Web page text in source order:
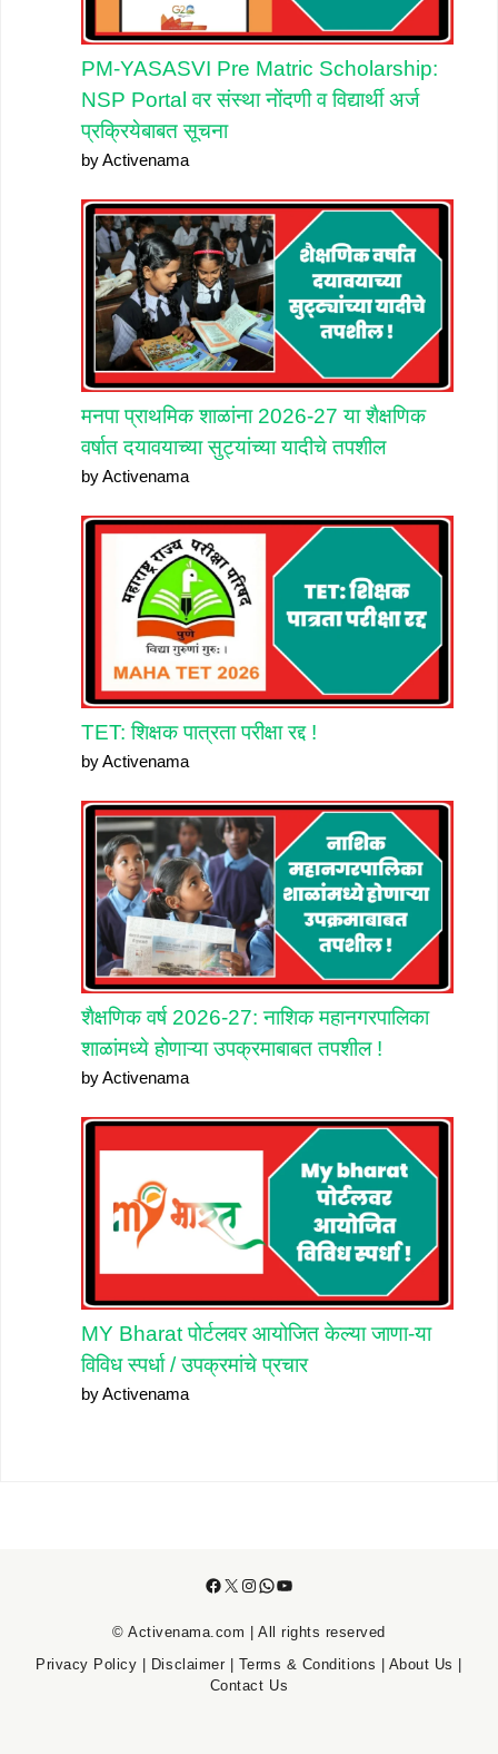
PM-YASASVI Pre Matric Scholarship:
NSP Portal वर संस्था नोंदणी व विद्यार्थी अर्ज
प्रक्रियेबाबत सूचना
by Activenama
मनपा प्राथमिक शाळांना 2026-27 या शैक्षणिक
वर्षात दयावयाच्या सुट्यांच्या यादीचे तपशील
by Activenama
TET: शिक्षक पात्रता परीक्षा रद्द !
by Activenama
शैक्षणिक वर्ष 2026-27: नाशिक महानगरपालिका
शाळांमध्ये होणाऱ्या उपक्रमाबाबत तपशील !
by Activenama
MY Bharat पोर्टलवर आयोजित केल्या जाणा-या
विविध स्पर्धा / उपक्रमांचे प्रचार
by Activenama
Facebook
X Instagram
WhatsApp
YouTube
© Activenama.com | All rights reserved
Privacy Policy
Disclaimer Terms & Conditions About Us
Contact Us